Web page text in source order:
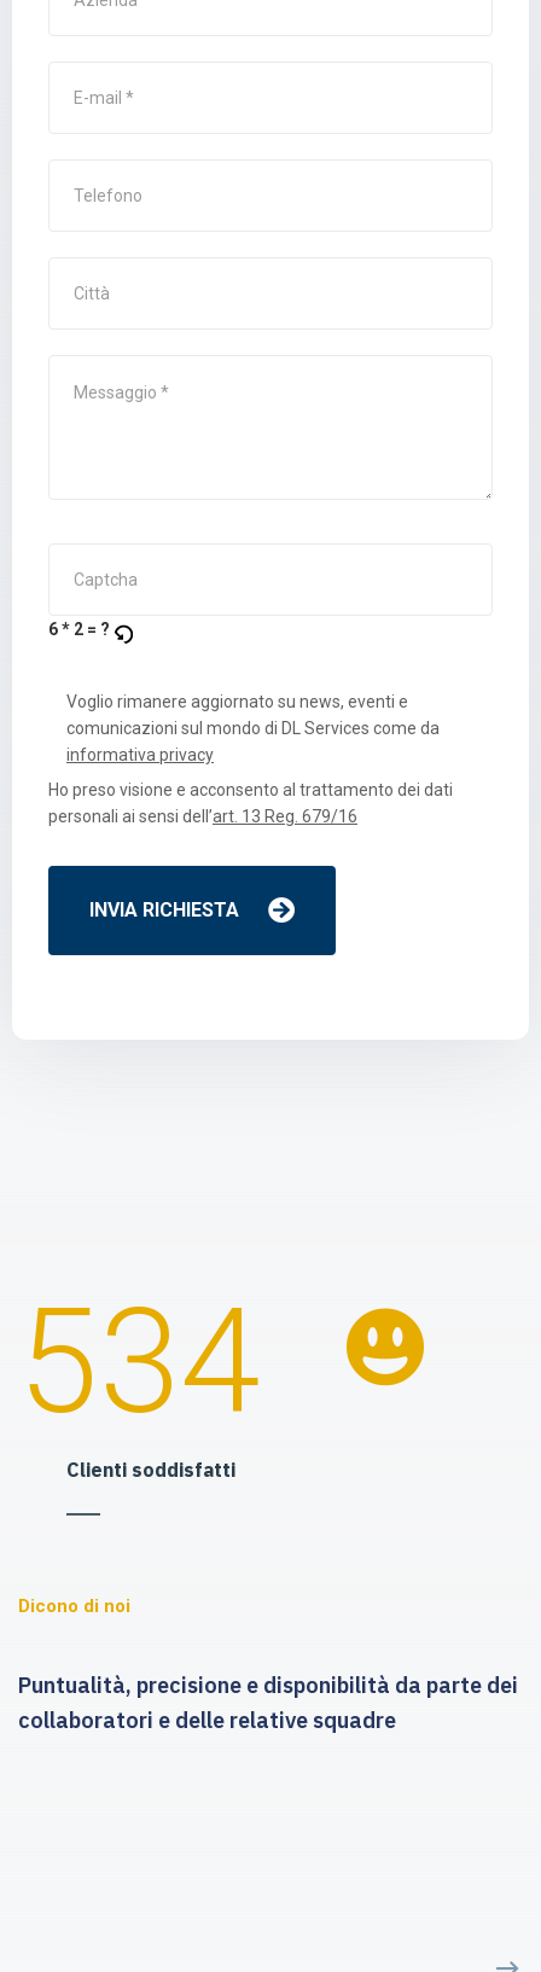
6 * 2 = ?
Voglio rimanere aggiornato su news, eventi e
comunicazioni sul mondo di DL Services come da
informativa privacy
Ho preso visione e acconsento al trattamento dei dati
personali ai sensi dell’art. 13 Reg. 679/16
INVIA RICHIESTA
662
Clienti soddisfatti
Dicono di noi
Puntualità, precisione e disponibilità da parte dei
collaboratori e delle relative squadre